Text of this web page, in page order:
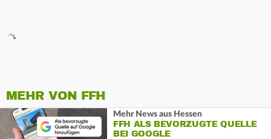
MEHR VON FFH
Mehr News aus Hessen
FFH ALS BEVORZUGTE QUELLE
BEI GOOGLE